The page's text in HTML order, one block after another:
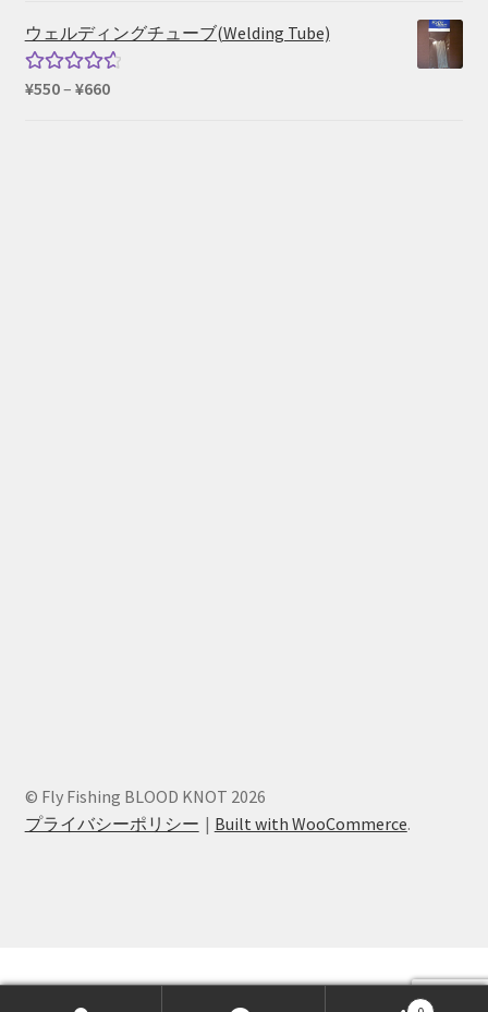
価
格
の
ウェルディングチューブ(Welding Tube)
5段階中
¥550– ¥660価
© Fly Fishing BLOOD KNOT 2026
プライバシーポリシー
Built with WooCommerce.